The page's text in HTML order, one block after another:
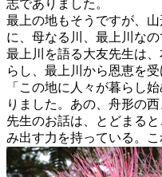
志でありました。
最上の地もそうですが、
に、母なる川、最上川なの
最上川を語る大友先生は
らし、最上川から恩恵を
「この地に人々が暮らし
りました。あの、舟形の
先生のお話は、とどまる
み出す力を持っている。